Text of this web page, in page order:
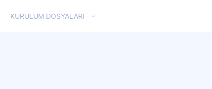
KURULUM DOSYALARI